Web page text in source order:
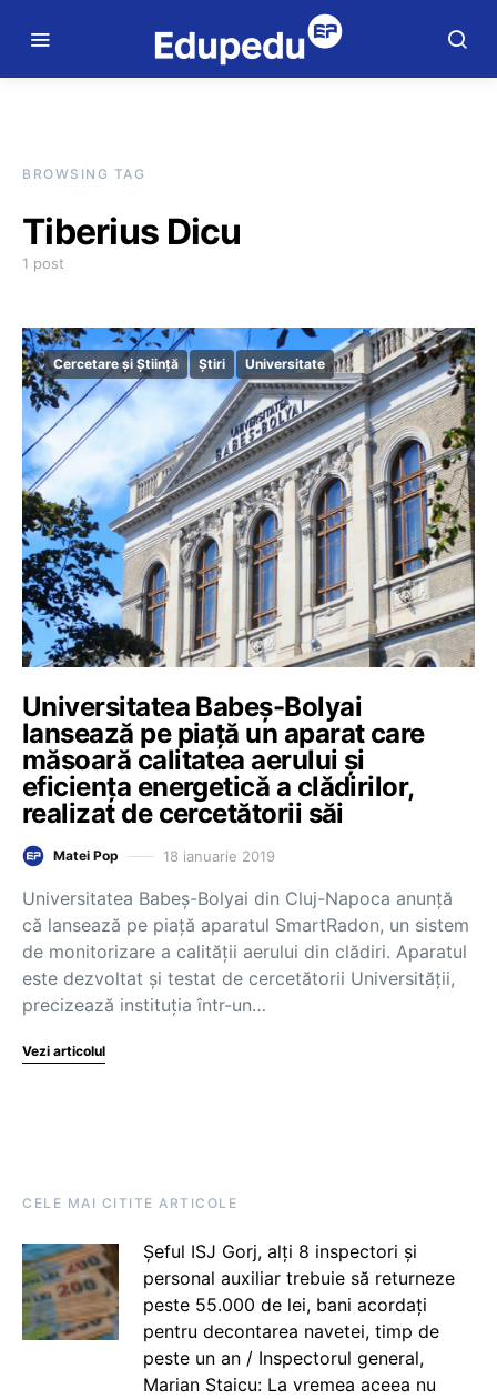
BROWSING TAG
Tiberius Dicu
1 post
Cercetare și Știință Știri Universitate
Universitatea Babeș-Bolyai
lansează pe piață un aparat care
măsoară calitatea aerului și
eficiența energetică a clădirilor,
realizat de cercetătorii săi
Matei Pop 18 ianuarie 2019
Universitatea Babeș-Bolyai din Cluj-Napoca anunță
că lansează pe piață aparatul SmartRadon, un sistem
de monitorizare a calității aerului din clădiri. Aparatul
este dezvoltat și testat de cercetătorii Universității,
precizează instituția într-un…
Vezi articolul
CELE MAI CITITE ARTICOLE
Șeful ISJ Gorj, alți 8 inspectori și
personal auxiliar trebuie să returneze
peste 55.000 de lei, bani acordați
pentru decontarea navetei, timp de
peste un an / Inspectorul general,
Marian Staicu: La vremea aceea nu